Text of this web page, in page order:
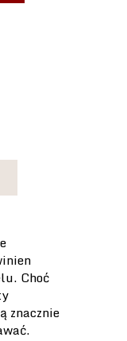
Choć
znacznie